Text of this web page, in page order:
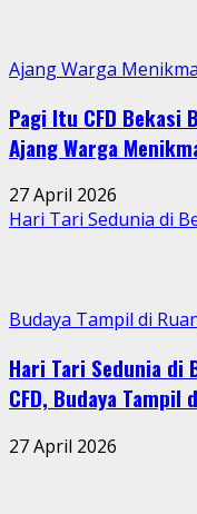
Ajang Warga
Pagi Itu CFD Bekasi
Ajang Warga
27 April 2026
Hari Tari Sedunia di
Budaya Tampil di
Hari Tari Sedunia di
CFD, Budaya Tampil
27 April 2026